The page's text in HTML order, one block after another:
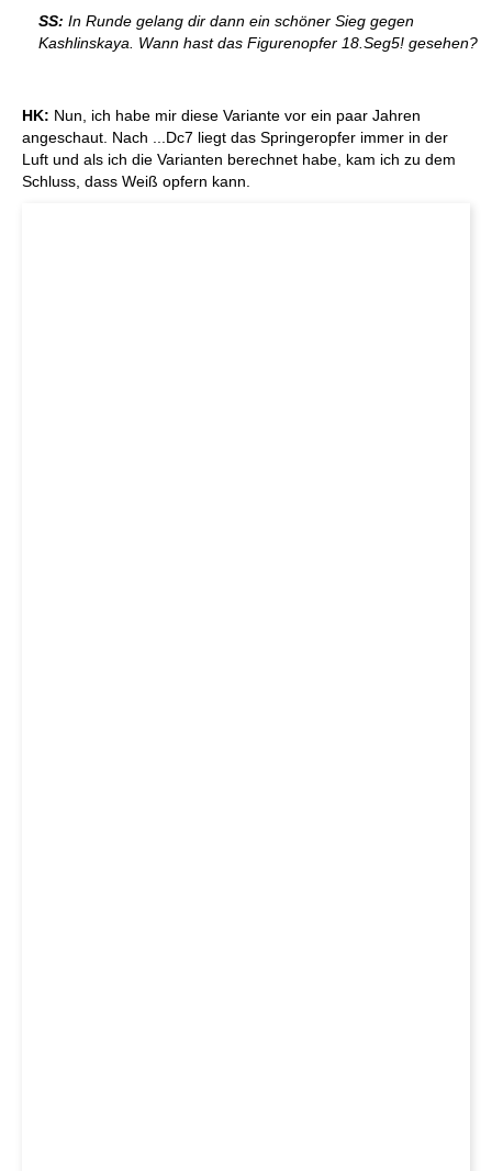
SS: In Runde gelang dir dann ein schöner Sieg gegen
Kashlinskaya. Wann hast das Figurenopfer 18.Seg5! gesehen?
HK: Nun, ich habe mir diese Variante vor ein paar Jahren
angeschaut. Nach ...Dc7 liegt das Springeropfer immer in der
Luft und als ich die Varianten berechnet habe, kam ich zu dem
Schluss, dass Weiß opfern kann.